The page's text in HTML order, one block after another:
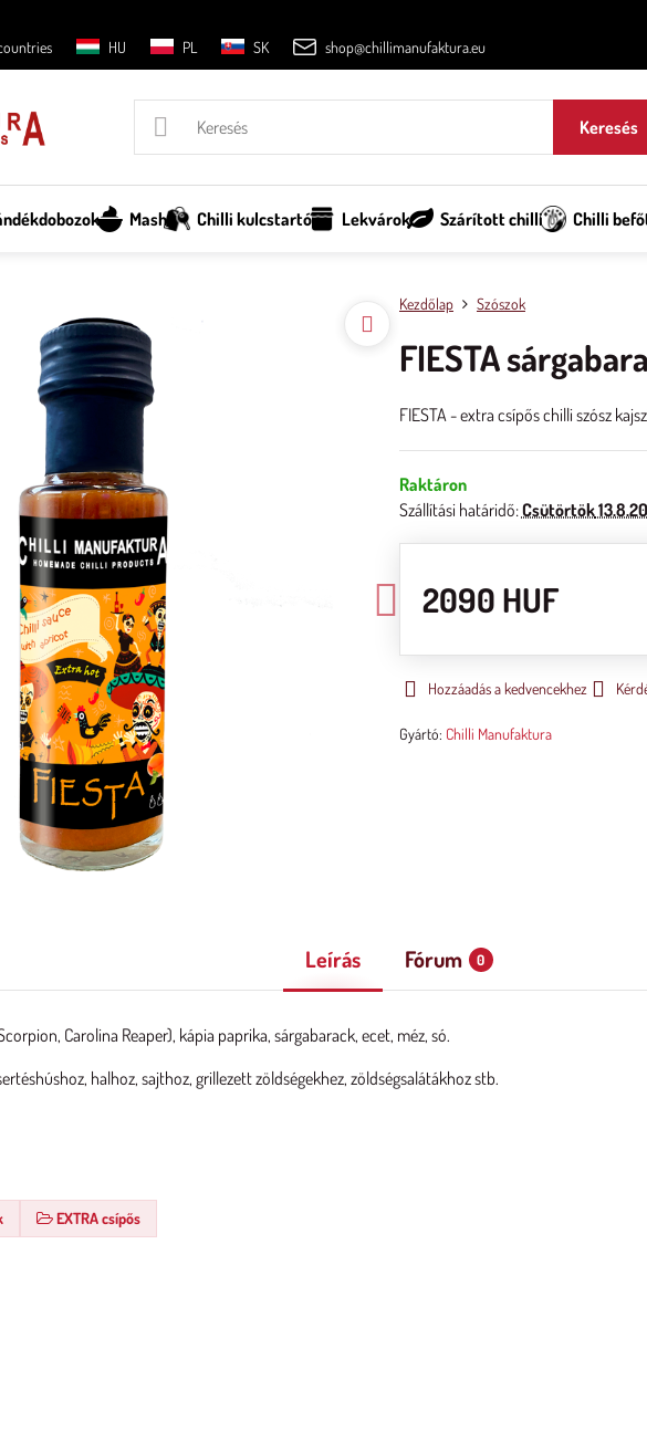
HU PL SK shop@chillimanufaktura.eu
Keresés
Mash Chilli kulcstartó Lekvárok Szárított chilli Chilli
Kezdőlap Szószok
FIESTA
FIESTA - extra csípős chilli szósz
Raktáron
Szállítási határidő:Csütörtök
2090 HUF
Hozzáadás a kedvencekhez
Gyártó: Chilli Manufaktura
Leírás Fórum 0
Carolina Reaper), kápia paprika, sárgabarack, ecet, méz, só.
halhoz, sajthoz, grillezett zöldségekhez, zöldségsalátákhoz stb.
EXTRA csípős